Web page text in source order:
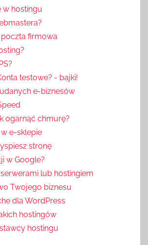
w hostingu
firmowa
testowe? - bajki!
e-biznesów
ogarnąć chmurę?
w e-sklepie
stronę
w Google?
lub hostingiem
Twojego biznesu
dla WordPress
hostingów
hostingu